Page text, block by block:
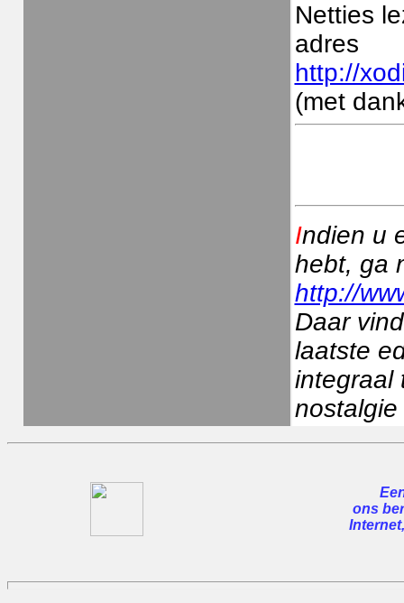
Netties
adres
http://
(met
Indien u
hebt, ga
http://
Daar
laatste
integraal
nostalgie
ons